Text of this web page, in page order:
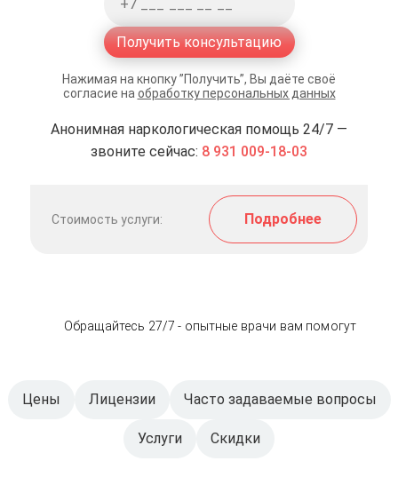
Получить консультацию
Нажимая на кнопку ”Получить”, Вы даёте своё
согласие на обработку персональных данных
Анонимная наркологическая помощь 24/7 —
звоните сейчас: 8 931 009-18-03
Стоимость услуги: Подробнее
Обращайтесь 27/7 - опытные врачи вам помогут
Цены Лицензии Часто задаваемые вопросы
Услуги Скидки